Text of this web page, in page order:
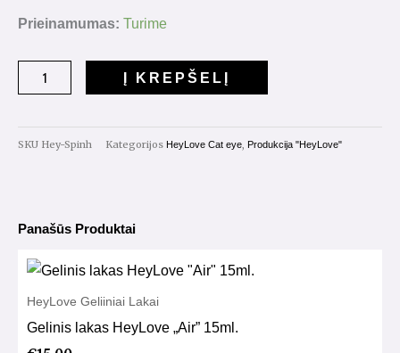
Prieinamumas: Turime
Į KREPŠELĮ
SKU Hey-Spinh Kategorijos HeyLove Cat eye, Produkcija "HeyLove"
Panašūs Produktai
HeyLove Geliiniai Lakai
Gelinis lakas HeyLove „Air” 15ml.